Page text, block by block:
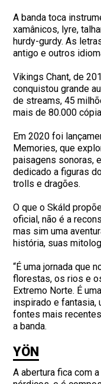
A banda toca
xamânicos, lyre,
hurdy-gurdy. As
antigo e outros
Vikings Chant, de
conquistou grande
de streams, 45
mais de 80.000
Em 2020 foi
Memories, que
paisagens sonoras,
dedicado a figuras
trolls e dragões.
O que o Skáld
oficial, não é a
mas sim uma
história, suas
“É uma jornada que
florestas, os rios e
Extremo Norte. É
inspirado e fantasia,
fontes mais
a banda.
YÖN
A abertura fica com